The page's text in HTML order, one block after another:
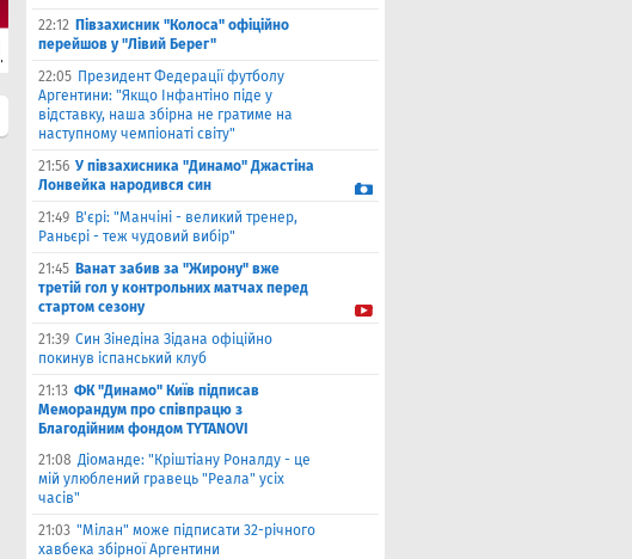
22:12 Півзахисник "Колоса" офіційно
перейшов у "Лівий Берег"
22:05 Президент Федерації футболу
Аргентини: "Якщо Інфантіно піде у
відставку, наша збірна не гратиме на
наступному чемпіонаті світу"
21:56 У півзахисника "Динамо" Джастіна
Лонвейка народився син
21:49 В'єрі: "Манчіні - великий тренер,
Раньєрі - теж чудовий вибір"
21:45 Ванат забив за "Жирону" вже
третій гол у контрольних матчах перед
стартом сезону
21:39 Син Зінедіна Зідана офіційно
покинув іспанський клуб
21:13 ФК "Динамо" Київ підписав
Меморандум про співпрацю з
Благодійним фондом TYTANOVI
21:08 Діоманде: "Кріштіану Роналду - це
мій улюблений гравець "Реала" усіх
часів"
21:03 "Мілан" може підписати 32-річного
хавбека збірної Аргентини